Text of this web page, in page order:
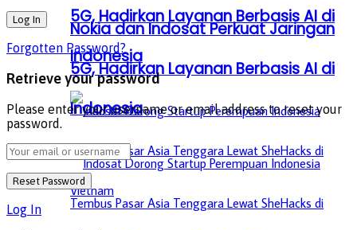
5G, Hadirkan Layanan Berbasis AI di
Indonesia
Nokia dan Indosat Perkuat Jaringan
5G, Hadirkan Layanan Berbasis AI di
Indonesia
Forgotten Password?
Retrieve your password
Please enter your username or email address to reset your
password.
Log In